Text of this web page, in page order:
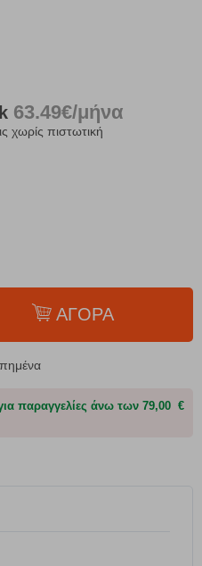
63.49€/μήνα
χωρίς πιστωτική
ΑΓΟΡΑ
παραγγελίες άνω των 79,00 €